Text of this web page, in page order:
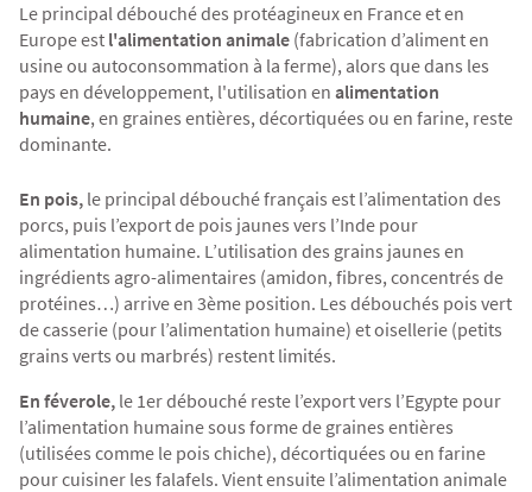
Le principal débouché des protéagineux en France et en
Europe est l'alimentation animale (fabrication d’aliment en
usine ou autoconsommation à la ferme), alors que dans les
pays en développement, l'utilisation en alimentation
humaine, en graines entières, décortiquées ou en farine, reste
dominante.
En pois, le principal débouché français est l’alimentation des
porcs, puis l’export de pois jaunes vers l’Inde pour
alimentation humaine. L’utilisation des grains jaunes en
ingrédients agro-alimentaires (amidon, fibres, concentrés de
protéines…) arrive en 3ème position. Les débouchés pois vert
de casserie (pour l’alimentation humaine) et oisellerie (petits
grains verts ou marbrés) restent limités.
En féverole, le 1er débouché reste l’export vers l’Egypte pour
l’alimentation humaine sous forme de graines entières
(utilisées comme le pois chiche), décortiquées ou en farine
pour cuisiner les falafels. Vient ensuite l’alimentation animale